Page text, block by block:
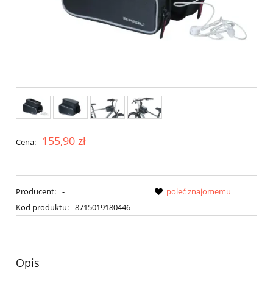
Cena: 155,90 zł
Producent: -
Kod produktu: 8715019180446
poleć znajomemu
Opis